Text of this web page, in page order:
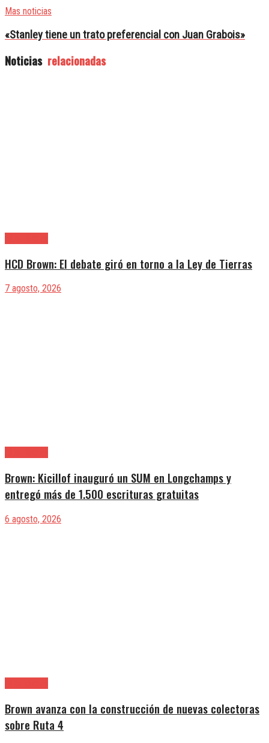
Mas noticias
«Stanley tiene un trato preferencial con Juan Grabois»
Noticias relacionadas
HCD Brown: El debate giró en torno a la Ley de Tierras
7 agosto, 2026
Brown: Kicillof inauguró un SUM en Longchamps y
entregó más de 1.500 escrituras gratuitas
6 agosto, 2026
Brown avanza con la construcción de nuevas colectoras
sobre Ruta 4